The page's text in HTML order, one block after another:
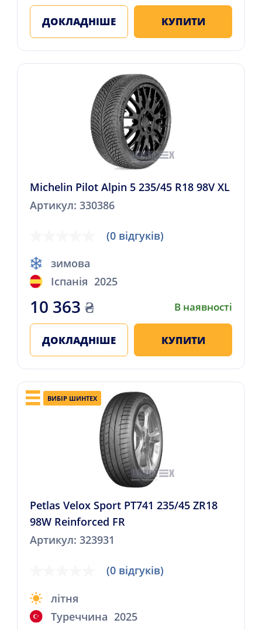
ДОКЛАДНІШЕ КУПИТИ
Michelin Pilot Alpin 5 235/45 R18 98V XL
Артикул: 330386
(0 відгуків)
зимова
Іспанія 2025
10 363 ₴ В наявності
ДОКЛАДНІШЕ КУПИТИ
ВИБІР ШИНТЕХ
Petlas Velox Sport PT741 235/45 ZR18
98W Reinforced FR
Артикул: 323931
(0 відгуків)
літня
Туреччина 2025